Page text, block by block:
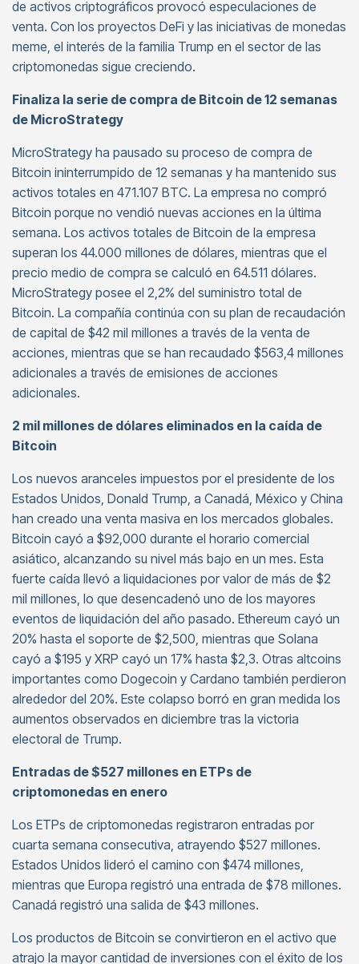
de activos criptográficos provocó especulaciones de
venta. Con los proyectos DeFi y las iniciativas de monedas
meme, el interés de la familia Trump en el sector de las
criptomonedas sigue creciendo.
Finaliza la serie de compra de Bitcoin de 12 semanas
de MicroStrategy
MicroStrategy ha pausado su proceso de compra de
Bitcoin ininterrumpido de 12 semanas y ha mantenido sus
activos totales en 471.107 BTC. La empresa no compró
Bitcoin porque no vendió nuevas acciones en la última
semana. Los activos totales de Bitcoin de la empresa
superan los 44.000 millones de dólares, mientras que el
precio medio de compra se calculó en 64.511 dólares.
MicroStrategy posee el 2,2% del suministro total de
Bitcoin. La compañía continúa con su plan de recaudación
de capital de $42 mil millones a través de la venta de
acciones, mientras que se han recaudado $563,4 millones
adicionales a través de emisiones de acciones
adicionales.
2 mil millones de dólares eliminados en la caída de
Bitcoin
Los nuevos aranceles impuestos por el presidente de los
Estados Unidos, Donald Trump, a Canadá, México y China
han creado una venta masiva en los mercados globales.
Bitcoin cayó a $92,000 durante el horario comercial
asiático, alcanzando su nivel más bajo en un mes. Esta
fuerte caída llevó a liquidaciones por valor de más de $2
mil millones, lo que desencadenó uno de los mayores
eventos de liquidación del año pasado. Ethereum cayó un
20% hasta el soporte de $2,500, mientras que Solana
cayó a $195 y XRP cayó un 17% hasta $2,3. Otras altcoins
importantes como Dogecoin y Cardano también perdieron
alrededor del 20%. Este colapso borró en gran medida los
aumentos observados en diciembre tras la victoria
electoral de Trump.
Entradas de $527 millones en ETPs de
criptomonedas en enero
Los ETPs de criptomonedas registraron entradas por
cuarta semana consecutiva, atrayendo $527 millones.
Estados Unidos lideró el camino con $474 millones,
mientras que Europa registró una entrada de $78 millones.
Canadá registró una salida de $43 millones.
Los productos de Bitcoin se convirtieron en el activo que
atrajo la mayor cantidad de inversiones con el éxito de los